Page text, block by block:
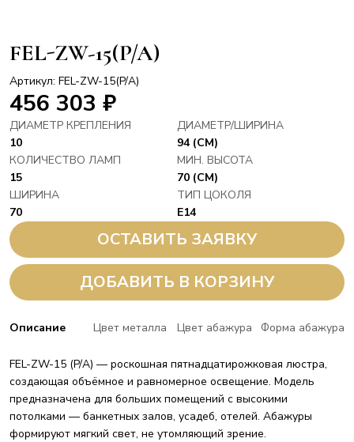
FEL-ZW-15(P/A)
Артикул: FEL-ZW-15(P/A)
456 303 ₽
ДИАМЕТР КРЕПЛЕНИЯ
10
ДИАМЕТР/ШИРИНА
94 (СМ)
КОЛИЧЕСТВО ЛАМП
15
МИН. ВЫСОТА
70 (СМ)
ШИРИНА
70
ТИП ЦОКОЛЯ
E14
ОСТАВИТЬ ЗАЯВКУ
ДОБАВИТЬ В КОРЗИНУ
Описание Цвет металла Цвет абажура Форма абажура
FEL-ZW-15 (P/A) — роскошная пятнадцатирожковая люстра,
создающая объёмное и равномерное освещение. Модель
предназначена для больших помещений с высокими
потолками — банкетных залов, усадеб, отелей. Абажуры
формируют мягкий свет, не утомляющий зрение.